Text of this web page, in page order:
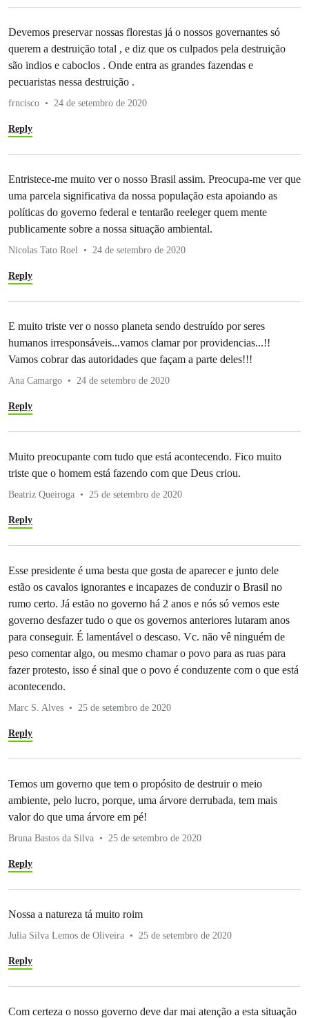
Devemos preservar nossas florestas já o nossos governantes só
querem a destruição total , e diz que os culpados pela destruição
são indios e caboclos . Onde entra as grandes fazendas e
pecuaristas nessa destruição .
frncisco 24 de setembro de 2020
Reply
Entristece-me muito ver o nosso Brasil assim. Preocupa-me ver que
uma parcela significativa da nossa população esta apoiando as
políticas do governo federal e tentarão reeleger quem mente
publicamente sobre a nossa situação ambiental.
Nicolas Tato Roel 24 de setembro de 2020
Reply
E muito triste ver o nosso planeta sendo destruído por seres
humanos irresponsáveis...vamos clamar por providencias...!!
Vamos cobrar das autoridades que façam a parte deles!!!
Ana Camargo 24 de setembro de 2020
Reply
Muito preocupante com tudo que está acontecendo. Fico muito
triste que o homem está fazendo com que Deus criou.
Beatriz Queiroga 25 de setembro de 2020
Reply
Esse presidente é uma besta que gosta de aparecer e junto dele
estão os cavalos ignorantes e incapazes de conduzir o Brasil no
rumo certo. Já estão no governo há 2 anos e nós só vemos este
governo desfazer tudo o que os governos anteriores lutaram anos
para conseguir. É lamentável o descaso. Vc. não vê ninguém de
peso comentar algo, ou mesmo chamar o povo para as ruas para
fazer protesto, isso é sinal que o povo é conduzente com o que está
acontecendo.
Marc S. Alves 25 de setembro de 2020
Reply
Temos um governo que tem o propósito de destruir o meio
ambiente, pelo lucro, porque, uma árvore derrubada, tem mais
valor do que uma árvore em pé!
Bruna Bastos da Silva 25 de setembro de 2020
Reply
Nossa a natureza tá muito roim
Julia Silva Lemos de Oliveira 25 de setembro de 2020
Reply
Com certeza o nosso governo deve dar mai atenção a esta situação